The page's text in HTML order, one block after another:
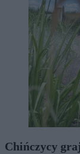
Chińczycy